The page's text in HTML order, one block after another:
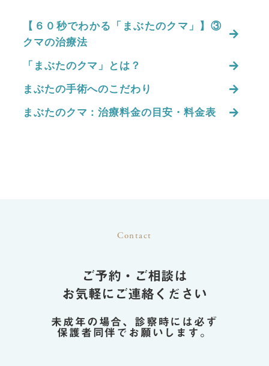
【６０秒でわかる「まぶたのクマ」】③
クマの治療法
「まぶたのクマ」とは？
まぶたの手術へのこだわり
まぶたのクマ：治療料金の目安・料金表
未成年の場合、診察時には必ず
保護者同伴でお願いします。
ご予約・ご相談は
お気軽にご連絡ください
Contact